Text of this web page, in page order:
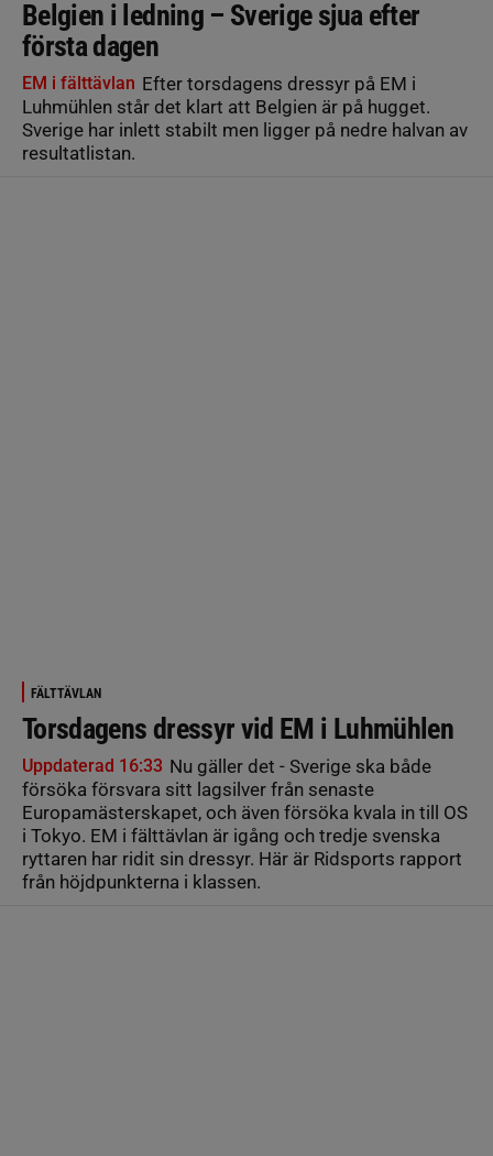
Belgien i ledning – Sverige sjua efter
första dagen
EM i fälttävlan Efter torsdagens dressyr på EM i
Luhmühlen står det klart att Belgien är på hugget.
Sverige har inlett stabilt men ligger på nedre halvan av
resultatlistan.
FÄLTTÄVLAN
Torsdagens dressyr vid EM i Luhmühlen
Uppdaterad 16:33 Nu gäller det - Sverige ska både
försöka försvara sitt lagsilver från senaste
Europamästerskapet, och även försöka kvala in till OS
i Tokyo. EM i fälttävlan är igång och tredje svenska
ryttaren har ridit sin dressyr. Här är Ridsports rapport
från höjdpunkterna i klassen.